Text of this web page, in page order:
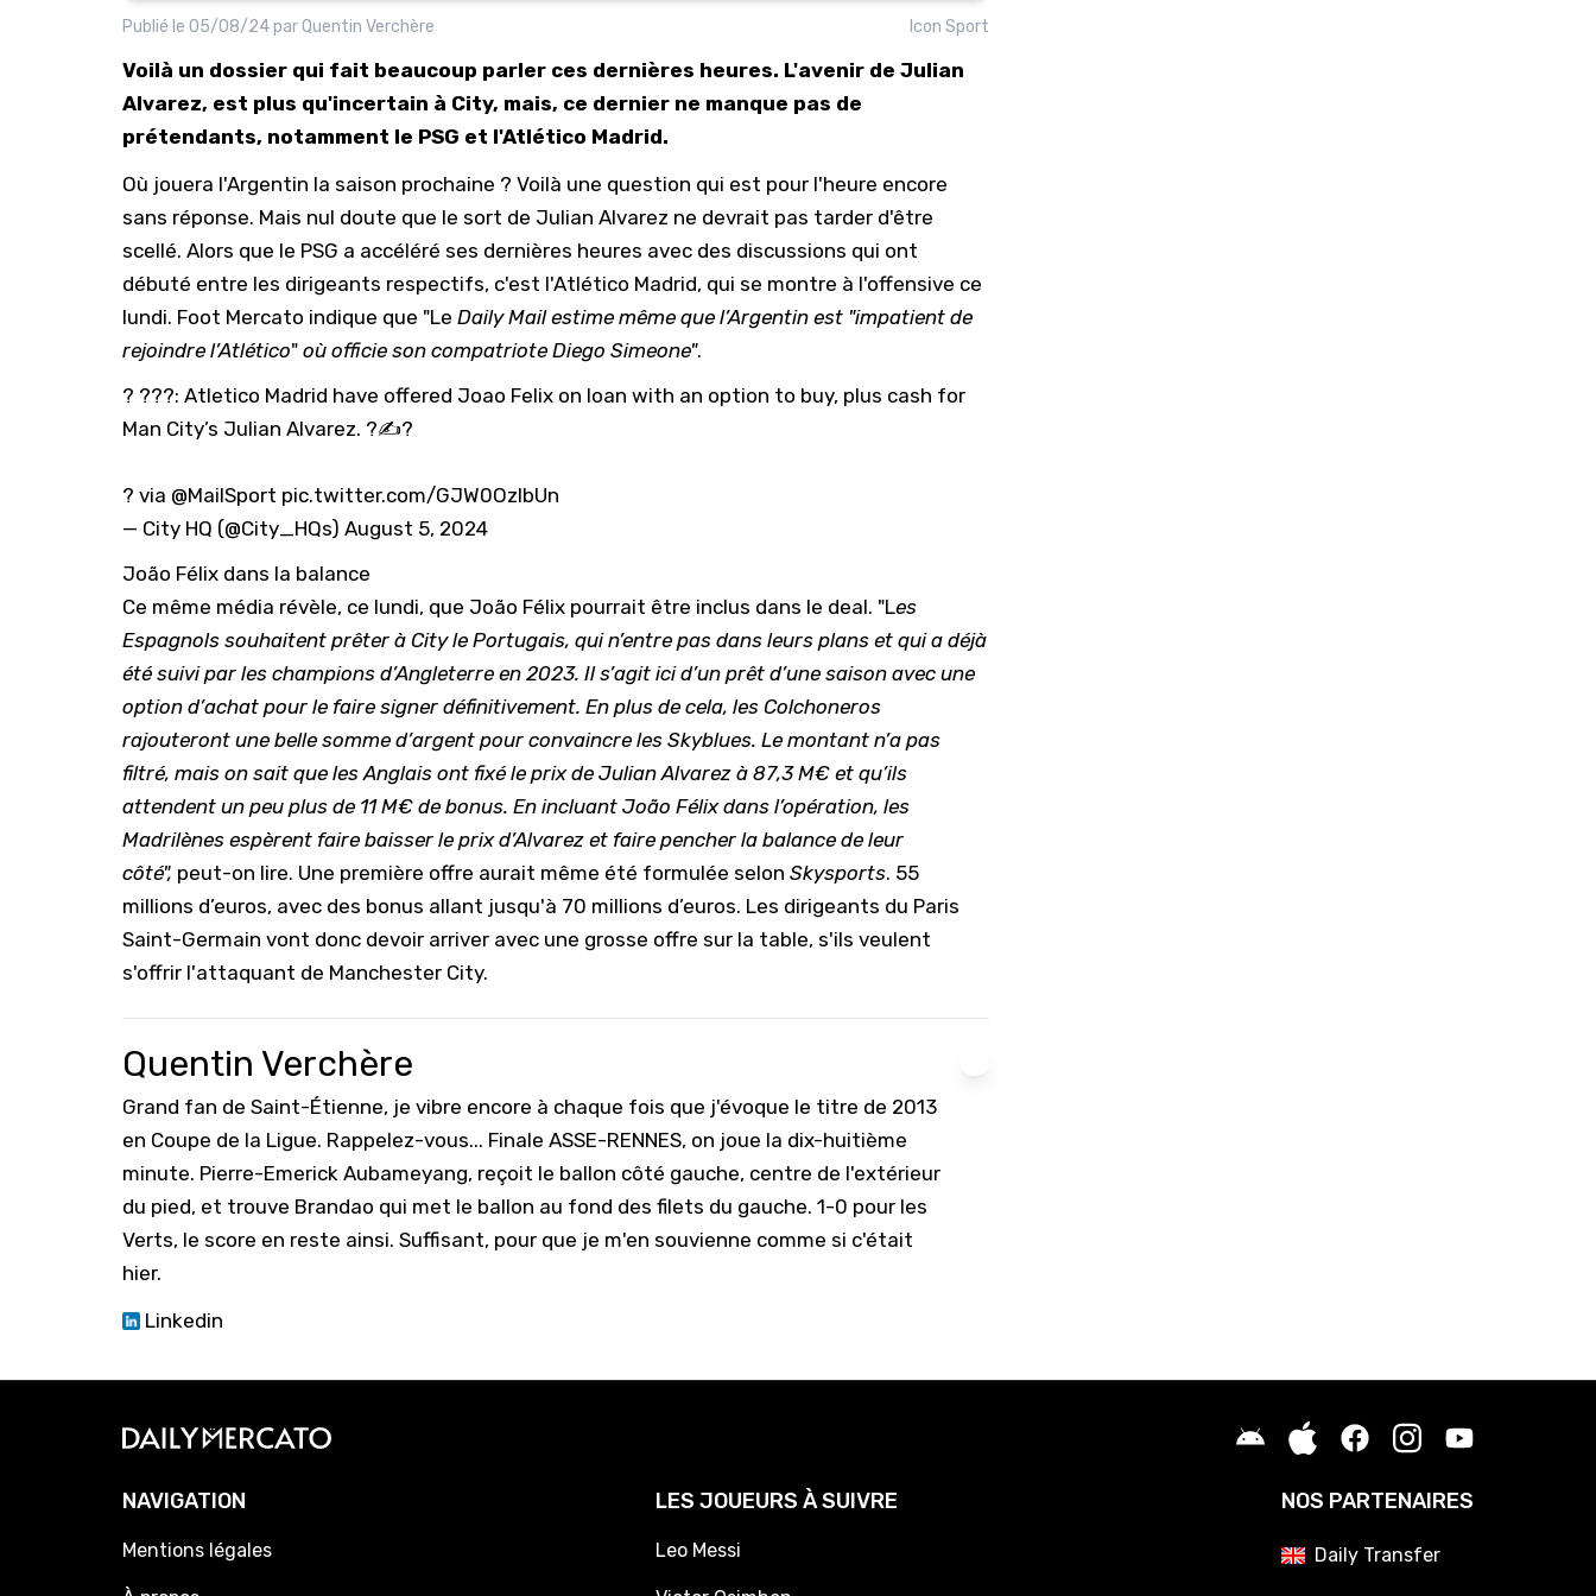
Publié le 05/08/24parQuentin Verchère Icon Sport
Voilà un dossier qui fait beaucoup parler ces dernières heures. L'avenir de Julian
Alvarez, est plus qu'incertain à City, mais, ce dernier ne manque pas de
prétendants, notamment le PSG et l'Atlético Madrid.
Où jouera l'Argentin la saison prochaine ? Voilà une question qui est pour l'heure encore
sans réponse. Mais nul doute que le sort de Julian Alvarez ne devrait pas tarder d'être
scellé. Alors que le PSG a accéléré ses dernières heures avec des discussions qui ont
débuté entre les dirigeants respectifs, c'est l'Atlético Madrid, qui se montre à l'offensive ce
lundi. Foot Mercato indique que "Le Daily Mail estime même que l’Argentin est "impatient de
rejoindre l’Atlético" où officie son compatriote Diego Simeone".
? ???: Atletico Madrid have offered Joao Felix on loan with an option to buy, plus cash for
Man City’s Julian Alvarez. ?✍?
?️ via @MailSport pic.twitter.com/GJW0OzIbUn
— City HQ (@City_HQs) August 5, 2024
João Félix dans la balance
Ce même média révèle, ce lundi, que João Félix pourrait être inclus dans le deal. "Les
Espagnols souhaitent prêter à City le Portugais, qui n’entre pas dans leurs plans et qui a déjà
été suivi par les champions d’Angleterre en 2023. Il s’agit ici d’un prêt d’une saison avec une
option d’achat pour le faire signer définitivement. En plus de cela, les Colchoneros
rajouteront une belle somme d’argent pour convaincre les Skyblues. Le montant n’a pas
filtré, mais on sait que les Anglais ont fixé le prix de Julian Alvarez à 87,3 M€ et qu’ils
attendent un peu plus de 11 M€ de bonus. En incluant João Félix dans l’opération, les
Madrilènes espèrent faire baisser le prix d’Alvarez et faire pencher la balance de leur
côté", peut-on lire. Une première offre aurait même été formulée selon Skysports. 55
millions d’euros, avec des bonus allant jusqu'à 70 millions d’euros. Les dirigeants du Paris
Saint-Germain vont donc devoir arriver avec une grosse offre sur la table, s'ils veulent
s'offrir l'attaquant de Manchester City.
Quentin Verchère
Grand fan de Saint-Étienne, je vibre encore à chaque fois que j'évoque le titre de 2013
en Coupe de la Ligue. Rappelez-vous... Finale ASSE-RENNES, on joue la dix-huitième
minute. Pierre-Emerick Aubameyang, reçoit le ballon côté gauche, centre de l'extérieur
du pied, et trouve Brandao qui met le ballon au fond des filets du gauche. 1-0 pour les
Verts, le score en reste ainsi. Suffisant, pour que je m'en souvienne comme si c'était
hier.
Linkedin
NAVIGATION
Mentions légales
LES JOUEURS À SUIVRE
Leo Messi
NOS PARTENAIRES
Daily Transfer